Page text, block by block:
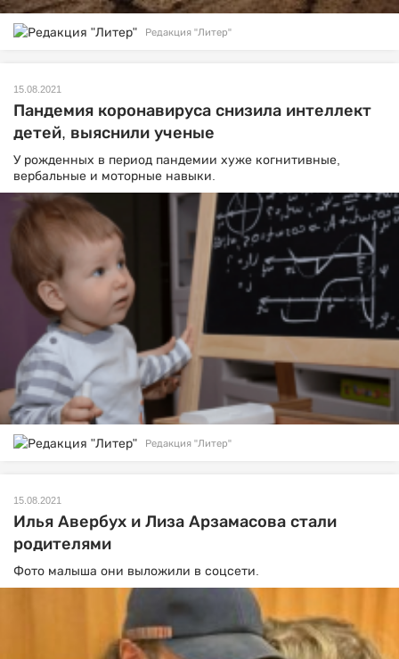
Редакция "Литер"
15.08.2021
Пандемия коронавируса снизила интеллект
детей, выяснили ученые
У рожденных в период пандемии хуже когнитивные,
вербальные и моторные навыки.
Редакция "Литер"
15.08.2021
Илья Авербух и Лиза Арзамасова стали
родителями
Фото малыша они выложили в соцсети.